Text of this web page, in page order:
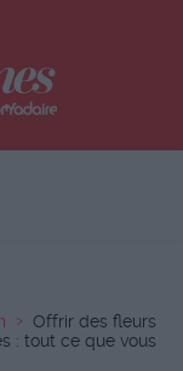
Offrir des fleurs
: tout ce que vous